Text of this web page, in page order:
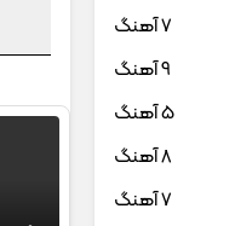
7 آهنگ
9 آهنگ
5 آهنگ
8 آهنگ
7 آهنگ